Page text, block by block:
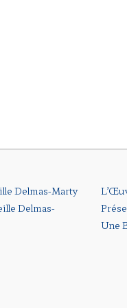
Delmas-Marty
Delmas-
Une